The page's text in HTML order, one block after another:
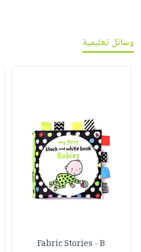
وسائل تعليمية
Fabric Stories - B